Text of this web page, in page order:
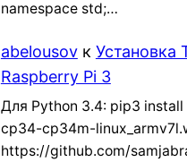
namespace std;…
abelousovк Установка
Raspberry Pi 3
Для Python 3.4: pip3 install
cp34-cp34m-
https://github.com/